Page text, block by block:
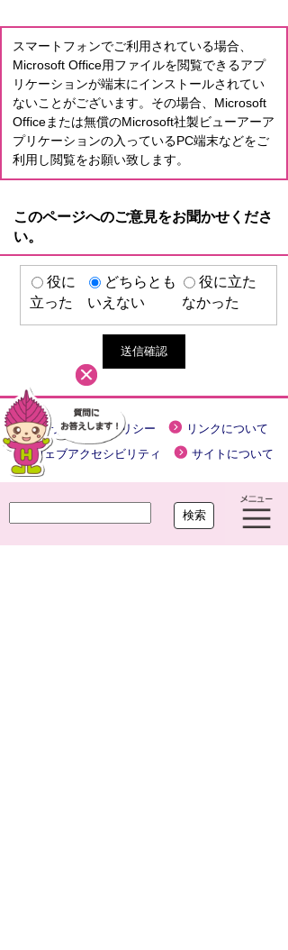
スマートフォンでご利用されている場合、
Microsoft Office用ファイルを閲覧できるアプ
リケーションが端末にインストールされてい
ないことがございます。その場合、Microsoft
Officeまたは無償のMicrosoft社製ビューアーア
プリケーションの入っているPC端末などをご
利用し閲覧をお願い致します。
このページへのご意見をお聞かせくださ
い。
役に
立った
どちらとも
いえない
役に立た
なかった
プライバシーポリシー
リンクについて
ウェブアクセシビリティ
サイトについて
〒490-1192 愛知県海部郡大治町大字馬島